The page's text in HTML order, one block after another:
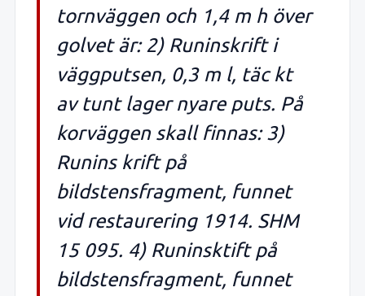
tornväggen och 1,4 m h över
golvet är: 2) Runinskrift i
väggputsen, 0,3 m l, täc kt
av tunt lager nyare puts. På
korväggen skall finnas: 3)
Runins krift på
bildstensfragment, funnet
vid restaurering 1914. SHM
15 095. 4) Runinsktift på
bildstensfragment, funnet